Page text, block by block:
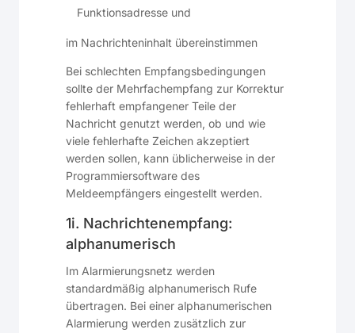
Funktionsadresse und
im Nachrichteninhalt übereinstimmen
Bei schlechten Empfangsbedingungen
sollte der Mehrfachempfang zur Korrektur
fehlerhaft empfangener Teile der
Nachricht genutzt werden, ob und wie
viele fehlerhafte Zeichen akzeptiert
werden sollen, kann üblicherweise in der
Programmiersoftware des
Meldeempfängers eingestellt werden.
1i. Nachrichtenempfang:
alphanumerisch
Im Alarmierungsnetz werden
standardmäßig alphanumerisch Rufe
übertragen. Bei einer alphanumerischen
Alarmierung werden zusätzlich zur